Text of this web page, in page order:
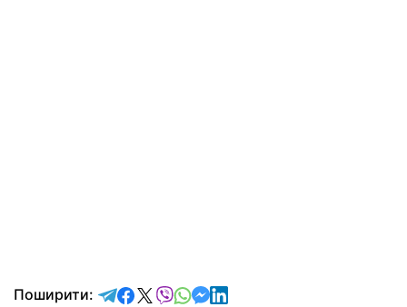
Поширити: відправити у Telegram
поділитись у Facebook
поділитись у X
відправити у Viber
відправити у Whatsapp
відправити у Messenger
відправити у LinkedIn